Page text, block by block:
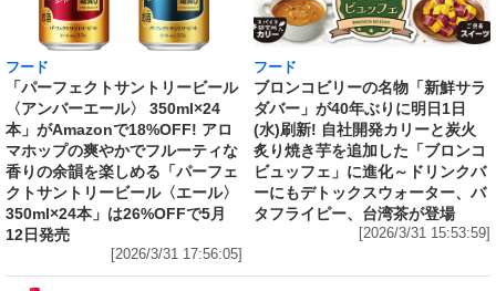
フード
「パーフェクトサントリービール
〈アンバーエール〉 350ml×24
本」がAmazonで18%OFF! アロ
マホップの爽やかでフルーティな
香りの余韻を楽しめる「パーフェ
クトサントリービール〈エール〉
350ml×24本」は26%OFFで5月
12日発売
[2026/3/31 17:56:05]
フード
ブロンコビリーの名物「新鮮サラ
ダバー」が40年ぶりに明日1日
(水)刷新! 自社開発カリーと炭火
炙り焼き芋を追加した「ブロンコ
ビュッフェ」に進化～ドリンクバ
ーにもデトックスウォーター、バ
タフライピー、台湾茶が登場
[2026/3/31 15:53:59]